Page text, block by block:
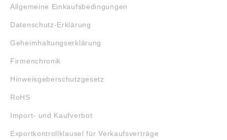
Allgemeine Einkaufsbedingungen
Datenschutz-Erklärung
Geheimhaltungserklärung
Firmenchronik
Hinweisgeberschutzgesetz
RoHS
Import- und Kaufverbot
Exportkontrollklausel für Verkaufsverträge